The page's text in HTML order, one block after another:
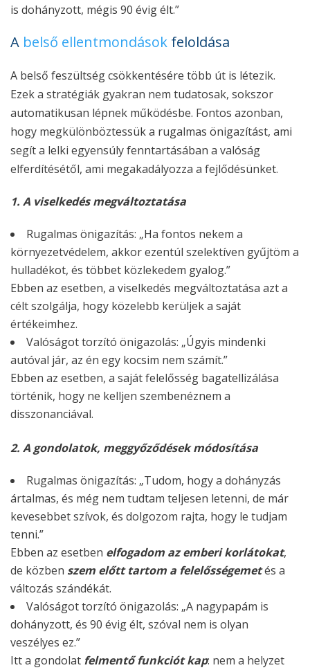
is dohányzott, mégis 90 évig élt.”
A belső ellentmondások feloldása
A belső feszültség csökkentésére több út is létezik.
Ezek a stratégiák gyakran nem tudatosak, sokszor
automatikusan lépnek működésbe. Fontos azonban,
hogy megkülönböztessük a rugalmas önigazítást, ami
segít a lelki egyensúly fenntartásában a valóság
elferdítésétől, ami megakadályozza a fejlődésünket.
1. A viselkedés megváltoztatása
Rugalmas önigazítás: „Ha fontos nekem a
környezetvédelem, akkor ezentúl szelektíven gyűjtöm a
hulladékot, és többet közlekedem gyalog.”
Ebben az esetben, a viselkedés megváltoztatása azt a
célt szolgálja, hogy közelebb kerüljek a saját
értékeimhez.
Valóságot torzító önigazolás: „Úgyis mindenki
autóval jár, az én egy kocsim nem számít.”
Ebben az esetben, a saját felelősség bagatellizálása
történik, hogy ne kelljen szembenéznem a
disszonanciával.
2. A gondolatok, meggyőződések módosítása
Rugalmas önigazítás: „Tudom, hogy a dohányzás
ártalmas, és még nem tudtam teljesen letenni, de már
kevesebbet szívok, és dolgozom rajta, hogy le tudjam
tenni.”
Ebben az esetben elfogadom az emberi korlátokat,
de közben szem előtt tartom a felelősségemetés a
változás szándékát.
Valóságot torzító önigazolás: „A nagypapám is
dohányzott, és 90 évig élt, szóval nem is olyan
veszélyes ez.”
Itt a gondolat felmentő funkciót kap: nem a helyzet